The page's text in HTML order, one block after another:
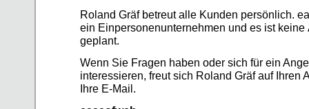
Roland Gräf betreut alle Kunden persönlich.
ein Einpersonenunternehmen und es ist keine
geplant.
Wenn Sie Fragen haben oder sich für ein
interessieren, freut sich Roland Gräf auf Ihren
Ihre E-Mail.